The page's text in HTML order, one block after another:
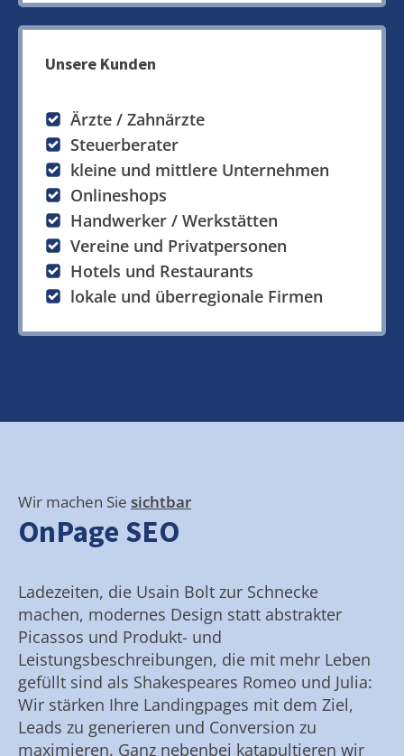
Unsere Kunden
Ärzte / Zahnärzte
Steuerberater
kleine und mittlere Unternehmen
Onlineshops
Handwerker / Werkstätten
Vereine und Privatpersonen
Hotels und Restaurants
lokale und überregionale Firmen
Wir machen Sie sichtbar
OnPage SEO
Ladezeiten, die Usain Bolt zur Schnecke
machen, modernes Design statt abstrakter
Picassos und Produkt- und
Leistungsbeschreibungen, die mit mehr Leben
gefüllt sind als Shakespeares Romeo und Julia:
Wir stärken Ihre Landingpages mit dem Ziel,
Leads zu generieren und Conversion zu
maximieren. Ganz nebenbei katapultieren wir